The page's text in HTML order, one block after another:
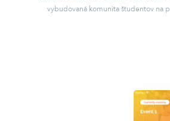
vybudovaná komunita študentov na